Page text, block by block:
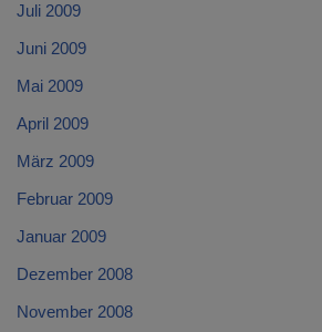
Juli 2009
Juni 2009
Mai 2009
April 2009
März 2009
Februar 2009
Januar 2009
Dezember 2008
November 2008